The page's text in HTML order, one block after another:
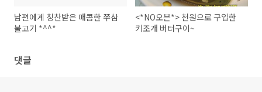
남편에게 칭찬받은 매콤한 쭈삼
불고기 *^^*
<*NO오븐*> 천원으로 구입한
키조개 버터구이~
댓글